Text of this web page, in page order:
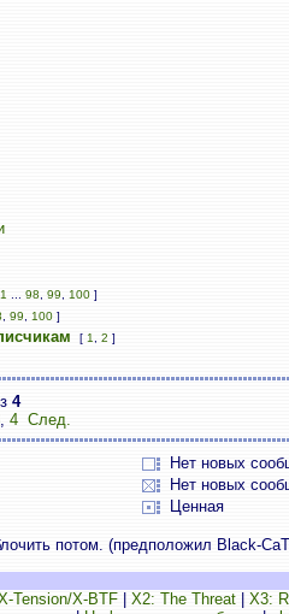
1 98 99 100]
99 100]
[ 1 2 ]
4
, 4 След.
Нет новых
Нет новых
Ценная
потом. (предположил Black-
Tension/X-BTF| X2: The Threat| X3: